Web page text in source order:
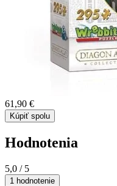
61,90 €
Kúpiť spolu
Hodnotenia
5,0 / 5
1 hodnotenie